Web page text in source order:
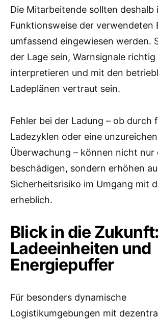
Die Mitarbeitende sollten deshalb
Funktionsweise der verwendeten
umfassend eingewiesen werden.
der Lage sein, Warnsignale richtig
interpretieren und mit den
Ladeplänen vertraut sein.
Fehler bei der Ladung – ob durch
Ladezyklen oder eine
Überwachung – können nicht nur
beschädigen, sondern erhöhen
Sicherheitsrisiko im Umgang mit
erheblich.
Blick in die
Ladeeinheiten und
Energiepuffer
Für besonders dynamische
Logistikumgebungen mit